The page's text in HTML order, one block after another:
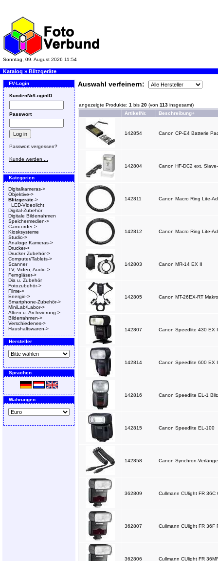
Sonntag, 09. August 2026 11:54
Katalog » Blitzgeräte
FV-Login
KundenNr/LoginID
Passwort
Passwort vergessen?
Kunde werden ...
Kategorien
Digitalkameras->
Objektive->
Blitzgeräte->
LED-Videolicht
Digital-Zubehör
Digitale Bilderrahmen
Speichermedien->
Camcorder->
Kiosksysteme
Studio->
Analoge Kameras->
Drucker->
Drucker Zubehör->
Computer/Tablets->
Scanner
TV, Video, Audio->
Ferngläser->
Dia u. Zubehör
Fotozubehör->
Filme->
Energie->
Smartphone-Zubehör->
MiniLab/Labor->
Alben u. Archivierung->
Bilderrahmen->
Verschiedenes->
Haushaltswaren->
Hersteller
Sprachen
Währungen
Auswahl verfeinern:
angezeigte Produkte: 1 bis 20 (von 113 insgesamt)
ArtikelNr.
Beschreibung+
142854 Canon CP-E4 Batterie
142804 Canon HF-DC2 ext.
142811 Canon Macro Ring Lite-
142812 Canon Macro Ring Lite-
142803 Canon MR-14 EX II
142805 Canon MT-26EX-RT
142807 Canon Speedlite 430 EX
142814 Canon Speedlite 600 EX
142816 Canon Speedlite EL-1
142815 Canon Speedlite EL-100
142858 Canon Synchron-
362809 Cullmann CUlight FR 36C
362807 Cullmann CUlight FR 36F
362806 Cullmann CUlight FR